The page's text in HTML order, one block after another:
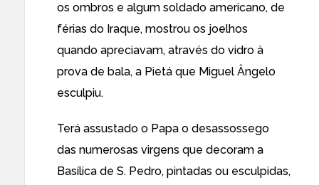
os ombros e algum soldado americano, de
férias do Iraque, mostrou os joelhos
quando apreciavam, através do vidro à
prova de bala, a Pietá que Miguel Ângelo
esculpiu.
Terá assustado o Papa o desassossego
das numerosas virgens que decoram a
Basílica de S. Pedro, pintadas ou esculpidas,